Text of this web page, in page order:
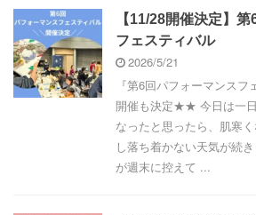
【11/28開催決定】
フェスティバル
2026/5/21
『第6回パフォーマンス
開催も決定★★ 今日は一
なったと思ったら、肌寒
し落ち着かない天気が続
が週末に控えて ...